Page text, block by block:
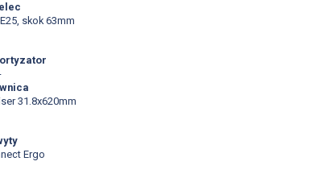
skok 63mm
31.8x620mm
Ergo